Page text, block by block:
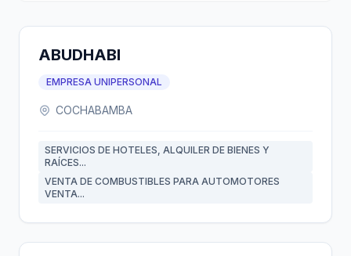
ABUDHABI
EMPRESA UNIPERSONAL
COCHABAMBA
SERVICIOS DE HOTELES, ALQUILER DE BIENES Y
RAÍCES...
VENTA DE COMBUSTIBLES PARA AUTOMOTORES
VENTA...